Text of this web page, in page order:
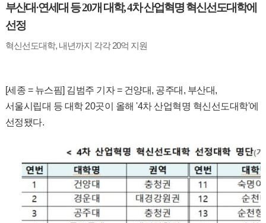
부산대·연세대 등 20개 대학, 4차 산업혁명 혁신선도대학에
선정
혁신선도대학, 내년까지 각각 20억 지원
[세종 = 뉴스핌] 김범주 기자 = 건양대, 공주대, 부산대,
서울시립대 등 대학 20곳이 올해 '4차 산업혁명 혁신선도대학'에
선정됐다.